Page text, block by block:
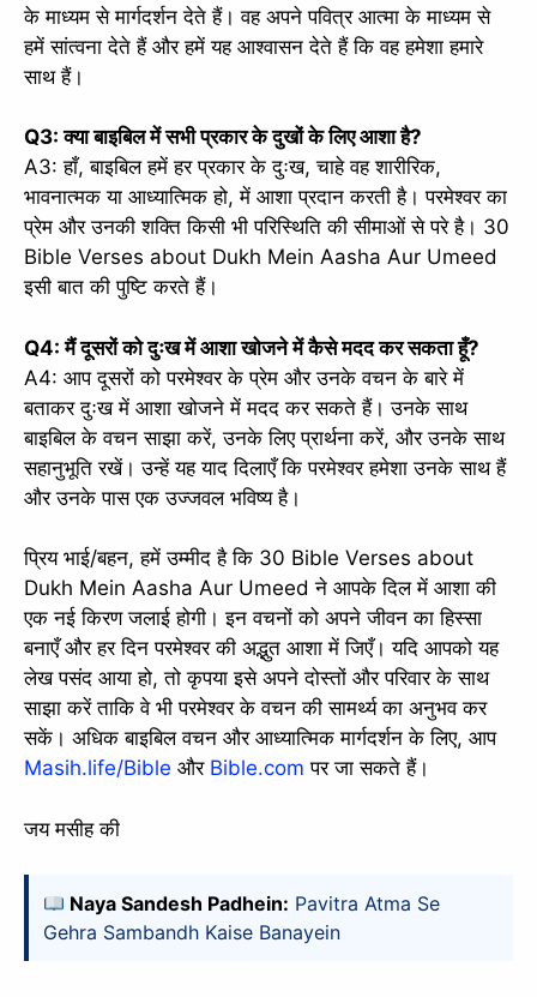
के माध्यम से मार्गदर्शन देते हैं। वह अपने पवित्र आत्मा के माध्यम से
हमें सांत्वना देते हैं और हमें यह आश्वासन देते हैं कि वह हमेशा हमारे
साथ हैं।
Q3: क्या बाइबिल में सभी प्रकार के दुखों के लिए आशा है?
A3: हाँ, बाइबिल हमें हर प्रकार के दुःख, चाहे वह शारीरिक,
भावनात्मक या आध्यात्मिक हो, में आशा प्रदान करती है। परमेश्वर का
प्रेम और उनकी शक्ति किसी भी परिस्थिति की सीमाओं से परे है। 30
Bible Verses about Dukh Mein Aasha Aur Umeed
इसी बात की पुष्टि करते हैं।
Q4: मैं दूसरों को दुःख में आशा खोजने में कैसे मदद कर सकता हूँ?
A4: आप दूसरों को परमेश्वर के प्रेम और उनके वचन के बारे में
बताकर दुःख में आशा खोजने में मदद कर सकते हैं। उनके साथ
बाइबिल के वचन साझा करें, उनके लिए प्रार्थना करें, और उनके साथ
सहानुभूति रखें। उन्हें यह याद दिलाएँ कि परमेश्वर हमेशा उनके साथ हैं
और उनके पास एक उज्जवल भविष्य है।
प्रिय भाई/बहन, हमें उम्मीद है कि 30 Bible Verses about
Dukh Mein Aasha Aur Umeed ने आपके दिल में आशा की
एक नई किरण जलाई होगी। इन वचनों को अपने जीवन का हिस्सा
बनाएँ और हर दिन परमेश्वर की अद्भुत आशा में जिएँ। यदि आपको यह
लेख पसंद आया हो, तो कृपया इसे अपने दोस्तों और परिवार के साथ
साझा करें ताकि वे भी परमेश्वर के वचन की सामर्थ्य का अनुभव कर
सकें। अधिक बाइबिल वचन और आध्यात्मिक मार्गदर्शन के लिए, आप
Masih.life/Bible और Bible.com पर जा सकते हैं।
जय मसीह की
Naya Sandesh Padhein: Pavitra Atma Se
Gehra Sambandh Kaise Banayein